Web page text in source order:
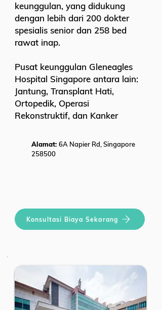
keunggulan, yang didukung
dengan lebih dari 200 dokter
spesialis senior dan 258 bed
rawat inap.
Pusat keunggulan Gleneagles
Hospital Singapore antara lain:
Jantung, Transplant Hati,
Ortopedik, Operasi
Rekonstruktif, dan Kanker
Alamat: 6A Napier Rd, Singapore
258500
Konsultasi Biaya Sekarang